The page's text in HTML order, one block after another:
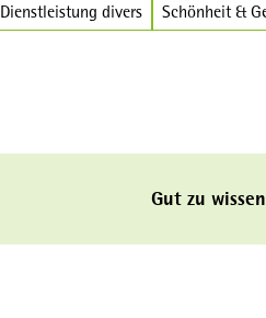
Dienstleistung divers Schönheit &
Gut zu wissen